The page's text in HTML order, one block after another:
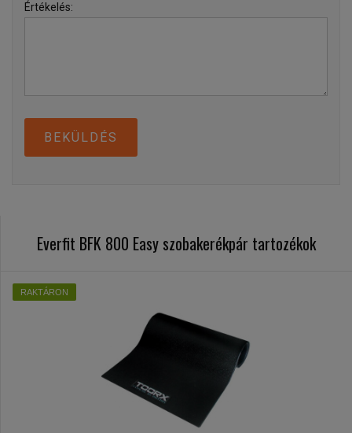
Értékelés:
BEKÜLDÉS
Everfit BFK 800 Easy szobakerékpár tartozékok
RAKTÁRON